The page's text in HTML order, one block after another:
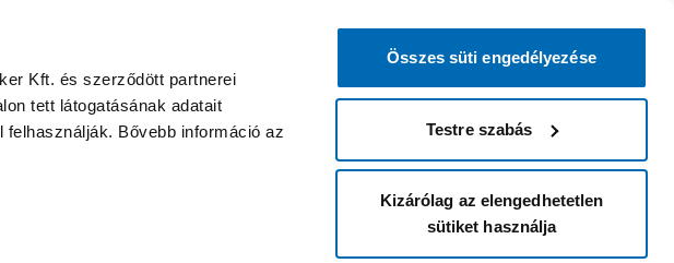
Kft. és szerződött partnerei
tett látogatásának adatait
Bővebb információ az
Összes süti engedélyezése
Testre szabás
Kizárólag az elengedhetetlen
sütiket használja